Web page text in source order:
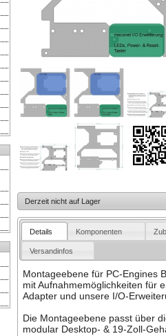
Derzeit nicht auf Lager
Details Komponenten
Versandinfos
Montageebene für PC-Engines
mit Aufnahmemöglichkeiten für
Adapter und unsere I/O-
Die Montageebene passt über
modular Desktop- & 19-Zoll-